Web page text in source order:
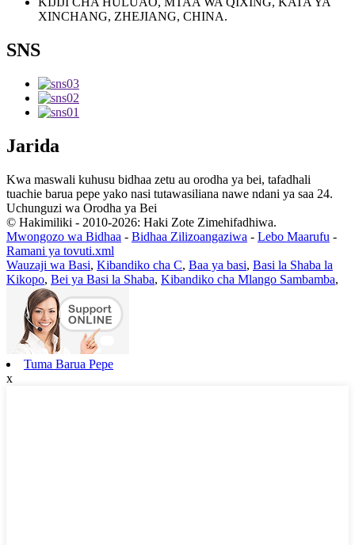
XINCHANG, ZHEJIANG, CHINA.
SNS
Jarida
Kwa maswali kuhusu bidhaa zetu au orodha ya bei, tafadhali
tuachie barua pepe yako nasi tutawasiliana nawe ndani ya saa 24.
Uchunguzi wa Orodha ya Bei
© Hakimiliki - 2010-2026: Haki Zote Zimehifadhiwa.
Mwongozo wa Bidhaa - Bidhaa Zilizoangaziwa - Lebo Maarufu -
Ramani ya tovuti.xml
Wauzaji wa Basi, Kibandiko cha C, Baa ya basi, Basi la Shaba la
Kikopo, Bei ya Basi la Shaba, Kibandiko cha Mlango Sambamba,
Tuma Barua Pepe
x